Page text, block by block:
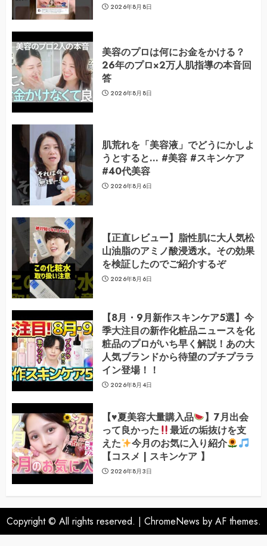
2026年8月8日
美容のプロは何にお金をかける？
26年のプロ×2万人肌指導の本音回
答
2026年8月8日
肌荒れを「美容液」でどうにかしよ
うとすると… #美容 #スキンケア
#40代美容
2026年8月6日
【正直レビュー】脂性肌に大人気松
山油脂のアミノ酸浸透水。その効果
を検証したのでご紹介するぞ
2026年8月6日
【8月・9月新作スキンケア5選】今
季大注目の新作化粧品ニュースを化
粧品のプロがいち早く解説！あの大
人気ブランドから待望のプチプララ
イン登場！！
2026年8月4日
【♥️夏美容大量購入品
】7月出会
って良かった
最近の垢抜けを支
えた
今月のお気に入り紹介
【コスメ | スキンケア 】
2026年8月3日
Copyright © All rights reserved. | ChromeNews by AF themes.